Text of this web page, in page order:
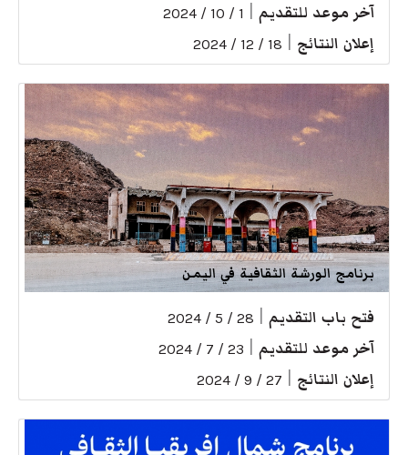
آخر موعد للتقديم 1 / 10 / 2024
إعلان النتائج 18 / 12 / 2024
برنامج الورشة الثقافية في اليمن
فتح باب التقديم 28 / 5 / 2024
آخر موعد للتقديم 23 / 7 / 2024
إعلان النتائج 27 / 9 / 2024